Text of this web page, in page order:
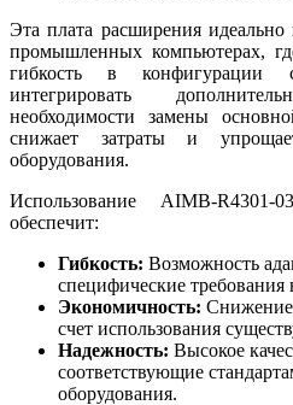
Эта плата расширения
промышленных компьютерах,
гибкость в конфигурации
интегрировать
необходимости замены
снижает затраты и
оборудования.
Использование AIMB-
обеспечит:
Гибкость: Возможность
специфические требования
Экономичность: Снижение
счет использования
Надежность: Высокое
соответствующие
оборудования.